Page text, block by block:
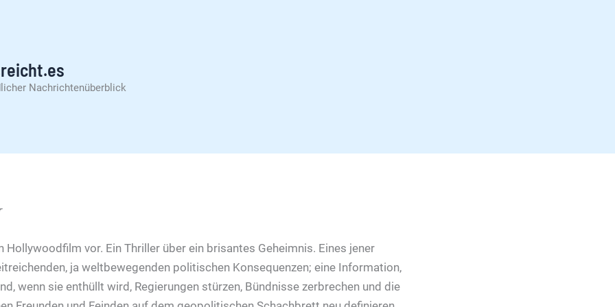
Nachrichtenüberblick
Hollywoodfilm vor. Ein Thriller über ein brisantes Geheimnis. Eines jener
ja weltbewegenden politischen Konsequenzen; eine Information,
wenn sie enthüllt wird, Regierungen stürzen, Bündnisse zerbrechen und die